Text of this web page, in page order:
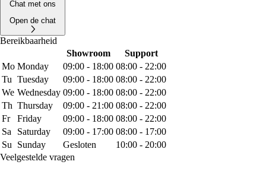
Chat met ons
Open de chat
Bereikbaarheid
Showroom
Support
Mo Monday 09:00 - 18:00 08:00 - 22:00
Tu Tuesday 09:00 - 18:00 08:00 - 22:00
We Wednesday 09:00 - 18:00 08:00 - 22:00
Th Thursday 09:00 - 21:00 08:00 - 22:00
Fr
Friday 09:00 - 18:00 08:00 - 22:00
Sa
Saturday 09:00 - 17:00 08:00 - 17:00
Su
Sunday Gesloten
10:00 - 20:00
Veelgestelde vragen